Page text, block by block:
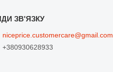
niceprice.customercare@gmail.com
+380930628933